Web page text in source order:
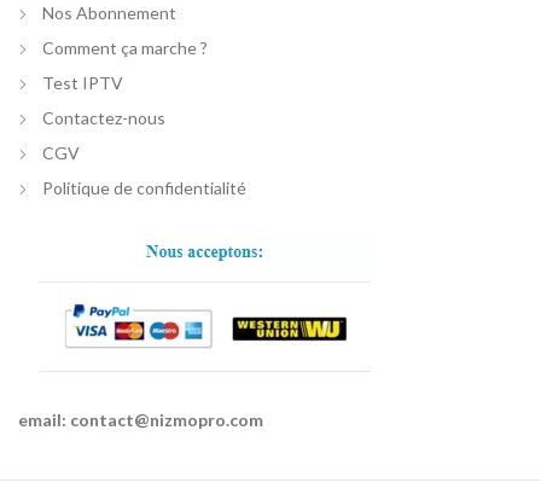
Nos Abonnement
Comment ça marche ?
Test IPTV
Contactez-nous
CGV
Politique de confidentialité
email: contact@nizmopro.com